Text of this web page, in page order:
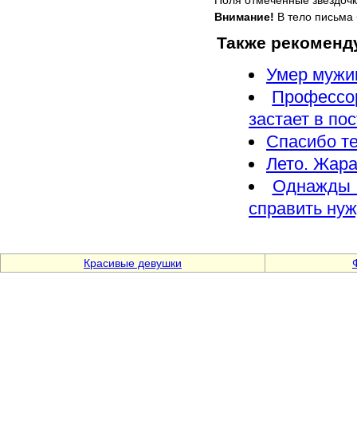
Внимание! В тело письма
Также
Умер
застает в
Спасибо
Лето.
Однажды
справить
Красивые девушки